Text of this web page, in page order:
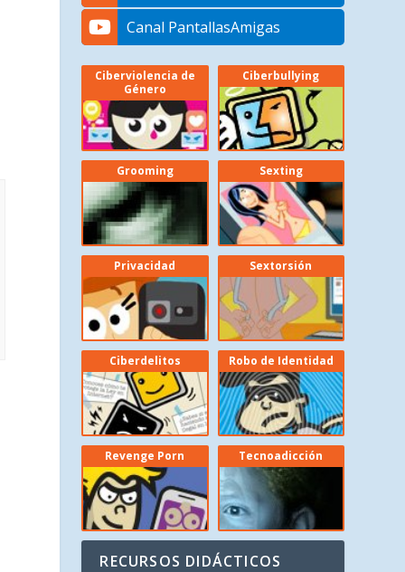
Canal PantallasAmigas
Ciberviolencia de
Género
Ciberbullying
Grooming Sexting
Privacidad Sextorsión
Ciberdelitos Robo de Identidad
Revenge Porn Tecnoadicción
RECURSOS DIDÁCTICOS